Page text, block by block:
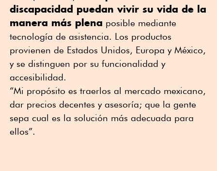
discapacidad puedan vivir su vida de la
manera más plena posible mediante
tecnología de asistencia. Los productos
provienen de Estados Unidos, Europa y México,
y se distinguen por su funcionalidad y
accesibilidad.
“Mi propósito es traerlos al mercado mexicano,
dar precios decentes y asesoría; que la gente
sepa cual es la solución más adecuada para
ellos”.